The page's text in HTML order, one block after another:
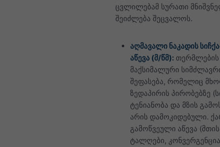
ცვლილებამ სურათი
შეიძლება შეცვალოს.
აღმავალი ნაკადის
აწევა (მ/წმ): თერმლების
მაქსიმალური
შეფასება, რომელიც
ზედაპირის პირობებზე
ტენიანობა და მზის
არის დამოკიდებული.
გამოწვეული აწევა (მთის
ტალღები,